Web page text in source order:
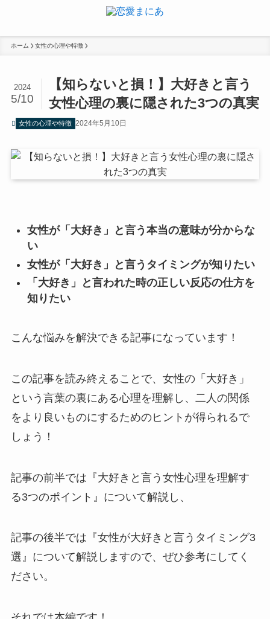
ホーム 女性の心理や特徴
【知らないと損！】大好きと言う
女性心理の裏に隠された3つの真実
2024
5/10
女性の心理や特徴 2024年5月10日
女性が「大好き」と言う本当の意味が分からな
い
女性が「大好き」と言うタイミングが知りたい
「大好き」と言われた時の正しい反応の仕方を
知りたい
こんな悩みを解決できる記事になっています！
この記事を読み終えることで、女性の「大好き」
という言葉の裏にある心理を理解し、二人の関係
をより良いものにするためのヒントが得られるで
しょう！
記事の前半では『大好きと言う女性心理を理解す
る3つのポイント』について解説し、
記事の後半では『女性が大好きと言うタイミング3
選』について解説しますので、ぜひ参考にしてく
ださい。